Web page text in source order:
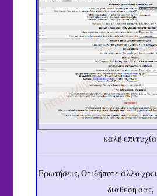
καλή επιτυχία
Ερωτήσεις, Οτιδήποτε άλλο
διαθεση σας,